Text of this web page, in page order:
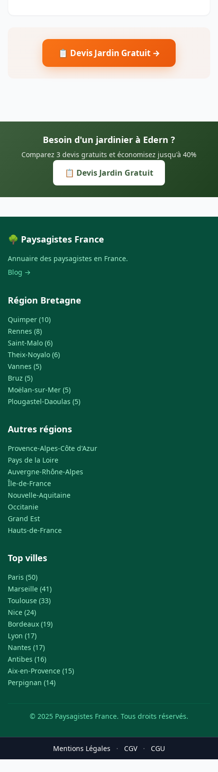
📋 Devis Jardin Gratuit →
Besoin d'un jardinier à Edern ?
Comparez 3 devis gratuits et économisez jusqu'à 40%
📋 Devis Jardin Gratuit
🌳 Paysagistes France
Annuaire des paysagistes en France.
Blog →
Région Bretagne
Quimper (10)
Rennes (8)
Saint-Malo (6)
Theix-Noyalo (6)
Vannes (5)
Bruz (5)
Moëlan-sur-Mer (5)
Plougastel-Daoulas (5)
Autres régions
Provence-Alpes-Côte d'Azur
Pays de la Loire
Auvergne-Rhône-Alpes
Île-de-France
Nouvelle-Aquitaine
Occitanie
Grand Est
Hauts-de-France
Top villes
Paris (50)
Marseille (41)
Toulouse (33)
Nice (24)
Bordeaux (19)
Lyon (17)
Nantes (17)
Antibes (16)
Aix-en-Provence (15)
Perpignan (14)
© 2025 Paysagistes France. Tous droits réservés.
Mentions Légales · CGV · CGU